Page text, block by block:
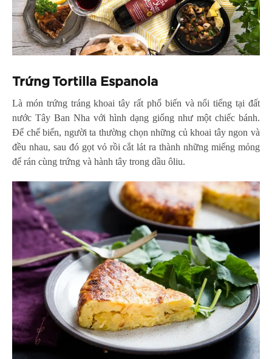
Trứng Tortilla Espanola
Là món trứng tráng khoai tây rất phổ biến và nổi tiếng tại đất
nước Tây Ban Nha với hình dạng giống như một chiếc bánh.
Để chế biến, người ta thường chọn những củ khoai tây ngon và
đều nhau, sau đó gọt vỏ rồi cắt lát ra thành những miếng mỏng
để rán cùng trứng và hành tây trong dầu ôliu.